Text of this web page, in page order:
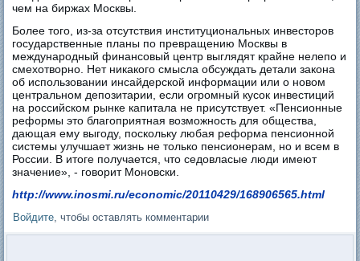
чем на биржах Москвы.
Более того, из-за отсутствия институциональных инвесторов
государственные планы по превращению Москвы в
международный финансовый центр выглядят крайне нелепо и
смехотворно. Нет никакого смысла обсуждать детали закона
об использовании инсайдерской информации или о новом
центральном депозитарии, если огромный кусок инвестиций
на российском рынке капитала не присутствует. «Пенсионные
реформы это благоприятная возможность для общества,
дающая ему выгоду, поскольку любая реформа пенсионной
системы улучшает жизнь не только пенсионерам, но и всем в
России. В итоге получается, что седовласые люди имеют
значение», - говорит Моновски.
http://www.inosmi.ru/economic/20110429/168906565.html
Войдите , чтобы оставлять комментарии